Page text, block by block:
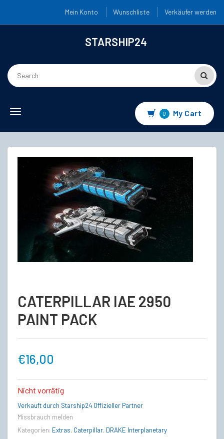
Mein Konto Wunschliste Verkäufer werden
STARSHIP24
Toggle
0 My Cart
CATERPILLAR IAE 2950
PAINT PACK
€16,00
Nicht vorrätig
Verkauft durch Starship24 Offizieller Partner
Missbrauch melden
Kategorien: Extras, Caterpillar, DRAKE Interplanetary